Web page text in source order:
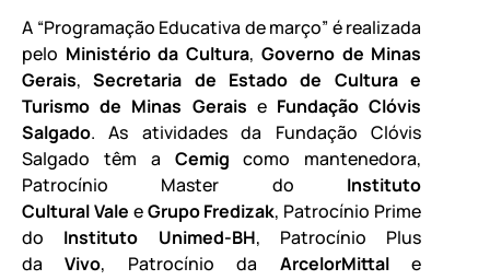
A “Programação Educativa de março” é realizada
pelo Ministério da Cultura, Governo de Minas
Gerais,Secretaria de Estado de Cultura e
Turismo de Minas Gerais e Fundação Clóvis
Salgado. As atividades da Fundação Clóvis
Salgado têm a Cemig como mantenedora,
Patrocínio Master do Instituto
Cultural Vale eGrupo Fredizak, Patrocínio Prime
do Instituto Unimed-BH, Patrocínio Plus
daVivo, Patrocínio da ArcelorMittale